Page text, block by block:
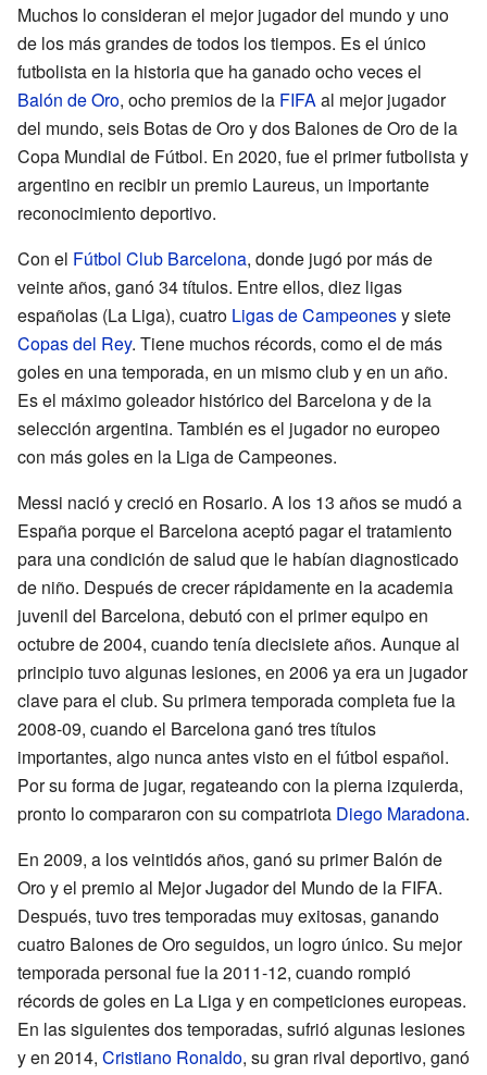
Muchos lo consideran el mejor jugador del mundo y uno
de los más grandes de todos los tiempos. Es el único
futbolista en la historia que ha ganado ocho veces el
Balón de Oro, ocho premios de la FIFAal mejor jugador
del mundo, seis Botas de Oro y dos Balones de Oro de la
Copa Mundial de Fútbol. En 2020, fue el primer futbolista y
argentino en recibir un premio Laureus, un importante
reconocimiento deportivo.
Con el Fútbol Club Barcelona, donde jugó por más de
veinte años, ganó 34 títulos. Entre ellos, diez ligas
españolas (La Liga), cuatro Ligas de Campeonesy siete
Copas del Rey. Tiene muchos récords, como el de más
goles en una temporada, en un mismo club y en un año.
Es el máximo goleador histórico del Barcelona y de la
selección argentina. También es el jugador no europeo
con más goles en la Liga de Campeones.
Messi nació y creció en Rosario. A los 13 años se mudó a
España porque el Barcelona aceptó pagar el tratamiento
para una condición de salud que le habían diagnosticado
de niño. Después de crecer rápidamente en la academia
juvenil del Barcelona, debutó con el primer equipo en
octubre de 2004, cuando tenía diecisiete años. Aunque al
principio tuvo algunas lesiones, en 2006 ya era un jugador
clave para el club. Su primera temporada completa fue la
2008-09, cuando el Barcelona ganó tres títulos
importantes, algo nunca antes visto en el fútbol español.
Por su forma de jugar, regateando con la pierna izquierda,
pronto lo compararon con su compatriota Diego Maradona.
En 2009, a los veintidós años, ganó su primer Balón de
Oro y el premio al Mejor Jugador del Mundo de la FIFA.
Después, tuvo tres temporadas muy exitosas, ganando
cuatro Balones de Oro seguidos, un logro único. Su mejor
temporada personal fue la 2011-12, cuando rompió
récords de goles en La Liga y en competiciones europeas.
En las siguientes dos temporadas, sufrió algunas lesiones
y en 2014, Cristiano Ronaldo, su gran rival deportivo, ganó